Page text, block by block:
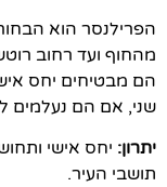
הפרילנסר הוא
מהחוף ועד רחוב
הם מבטיחים יחס
שני, אם הם נעלמים
יתרון: יחס אישי
תושבי העיר.